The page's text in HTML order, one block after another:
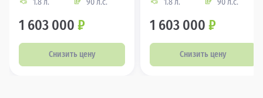
1.8 л.
90 л.с.
1 603 000 ₽
Снизить цену
1.8 л.
90 л.с.
1 603 000 ₽
Снизить цену